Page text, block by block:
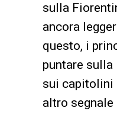
sulla
ancora
questo, i
puntare sulla
sui capitolini
altro